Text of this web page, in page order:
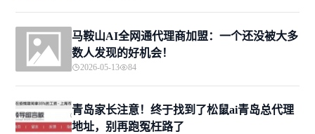
马鞍山AI全网通代理商加盟：一个还没被大多
数人发现的好机会！
2026-05-13 84
青岛家长注意！终于找到了松鼠ai青岛总代理
地址，别再跑冤枉路了